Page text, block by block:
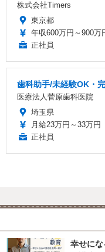
株式会社Timers
東京都
年収600万円～900万
正社員
歯科助手/未経験OK・
医療法人菅原歯科医院
埼玉県
月給23万円～33万円
正社員
幸せに